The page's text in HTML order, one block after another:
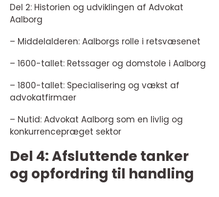
Del 2: Historien og udviklingen af Advokat
Aalborg
– Middelalderen: Aalborgs rolle i retsvæsenet
– 1600-tallet: Retssager og domstole i Aalborg
– 1800-tallet: Specialisering og vækst af
advokatfirmaer
– Nutid: Advokat Aalborg som en livlig og
konkurrencepræget sektor
Del 4: Afsluttende tanker
og opfordring til handling